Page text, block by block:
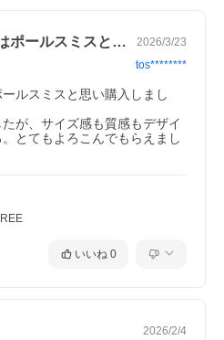
やっぱりプレゼントにはポールスミスと思… 2026/3/23
tos********
ルスミスと思い購入しまし
が、サイズ感も質感もデザイ
とてもよろこんでもらえまし
いいね 0
2026/2/4